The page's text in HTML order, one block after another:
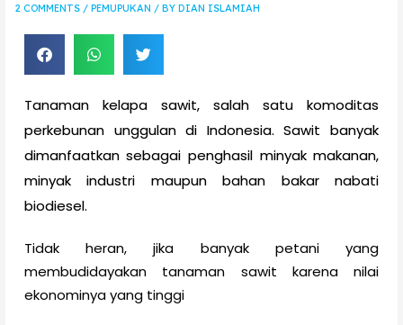
2 COMMENTS / PEMUPUKAN / BY DIAN ISLAMIAH
Tanaman kelapa sawit, salah satu komoditas
perkebunan unggulan di Indonesia. Sawit banyak
dimanfaatkan sebagai penghasil minyak makanan,
minyak industri maupun bahan bakar nabati
biodiesel.
Tidak heran, jika banyak petani yang
membudidayakan tanaman sawit karena nilai
ekonominya yang tinggi